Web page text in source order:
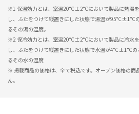
※1 保温効力とは、室温20°C±2°Cにおいて製品に熱湯
し、ふたをつけて縦置きにした状態で湯温が95°C±1°C
るその湯の温度。
※2 保冷効力とは、室温20°C±2°Cにおいて製品に冷水
し、ふたをつけて縦置きにした状態で水温が4°C±1°C
るその水の温度
※ 掲載商品の価格は、全て税込です。オープン価格の商
ん。